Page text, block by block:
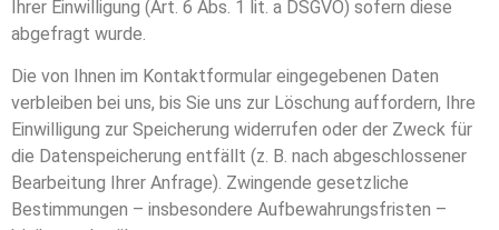
Ihrer Einwilligung (Art. 6 Abs. 1 lit. a DSGVO) sofern diese
abgefragt wurde.
Die von Ihnen im Kontaktformular eingegebenen Daten
verbleiben bei uns, bis Sie uns zur Löschung auffordern, Ihre
Einwilligung zur Speicherung widerrufen oder der Zweck für
die Datenspeicherung entfällt (z. B. nach abgeschlossener
Bearbeitung Ihrer Anfrage). Zwingende gesetzliche
Bestimmungen – insbesondere Aufbewahrungsfristen –